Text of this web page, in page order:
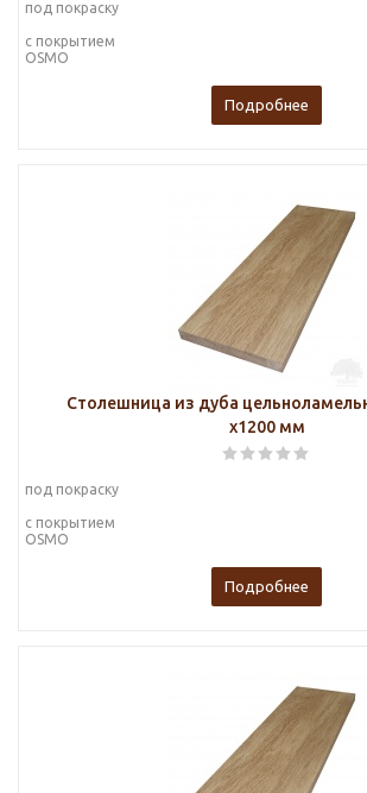
под покраску
с покрытием
OSMO
Подробнее
Столешница из дуба
х1200 мм
под покраску
с покрытием
OSMO
Подробнее